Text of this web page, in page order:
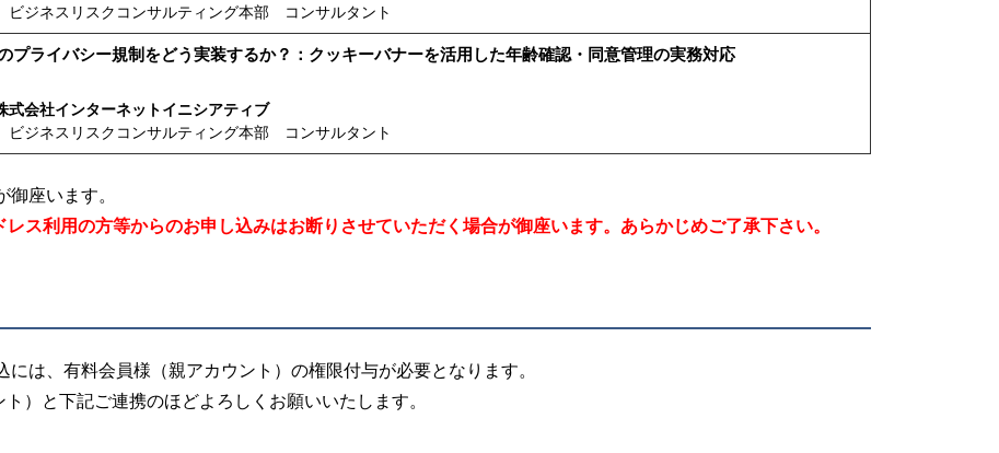
ビジネスリスクコンサルティング本部 コンサルタント
プライバシー規制をどう実装するか？：クッキーバナーを活用した年齢確認・同意管理の実務対応
式会社インターネットイニシアティブ
ビジネスリスクコンサルティング本部 コンサルタント
座います。
ス利用の方等からのお申し込みはお断りさせていただく場合が御座います。あらかじめご了承下さい。
は、有料会員様（親アカウント）の権限付与が必要となります。
）と下記ご連携のほどよろしくお願いいたします。